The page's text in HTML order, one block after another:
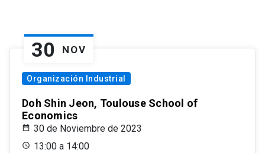
30 NOV
Organización Industrial
Doh Shin Jeon, Toulouse School of
Economics
30 de Noviembre de 2023
13:00 a 14:00